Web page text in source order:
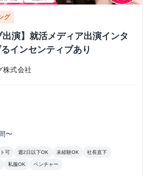
グ
出演】就活メディア出演インタ
インセンティブあり
株式会社
〜
可 週2日以下OK 未経験OK 社長直下
私服OK ベンチャー